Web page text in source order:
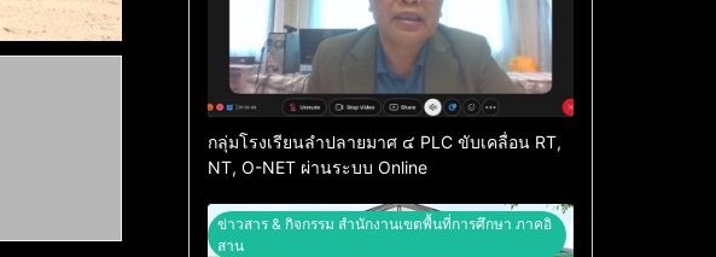
กลุ่มโรงเรียนลำปลายมาศ ๔ PLC ขับเคลื่อน RT,
NT, O-NET ผ่านระบบ Online
ข่าวสาร & กิจกรรม สำนักงานเขตพื้นที่การศึกษา ภาคอิ
สาน